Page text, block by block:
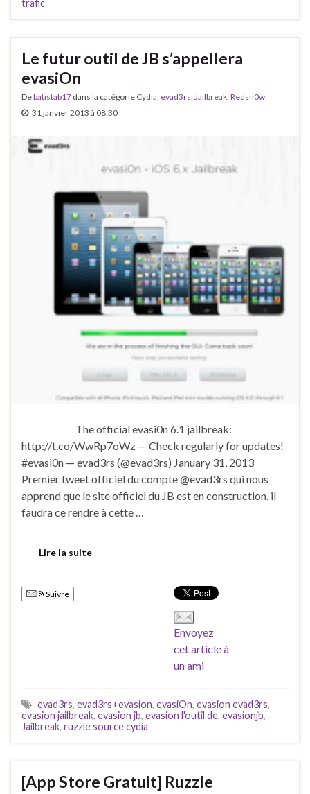
trafic
Le futur outil de JB s’appellera
evasiOn
Debatistab17 dans la catégorie Cydia evad3rs Jailbreak Redsn0w
31 janvier 2013 à 08:30
The official evasi0n 6.1 jailbreak:
http://t.co/WwRp7oWz — Check regularly for updates!
#evasi0n — evad3rs (@evad3rs) January 31, 2013
Premier tweet officiel du compte @evad3rs qui nous
apprend que le site officiel du JB est en construction, il
faudra ce rendre à cette …
Lire la suite
Suivre
Envoyez
cet article à
un ami
evad3rs, evad3rs+evasion, evasiOn, evasion evad3rs,
evasion jailbreak, evasion jb, evasion l'outil de, evasionjb,
Jailbreak, ruzzle source cydia
[App Store Gratuit] Ruzzle